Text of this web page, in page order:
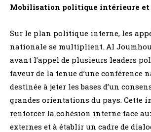
Mobilisation politique intérieure et
Sur le plan politique interne, les
nationale se multiplient. Al
avant l’appel de plusieurs leaders
faveur de la tenue d’une conférence
destinée à jeter les bases d’un
grandes orientations du pays. Cette
renforcer la cohésion interne face
externes et à établir un cadre de